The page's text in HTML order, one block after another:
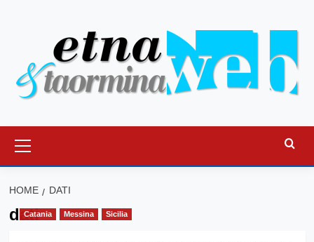
principale
HOME DATI
datiCatania Messina Sicilia